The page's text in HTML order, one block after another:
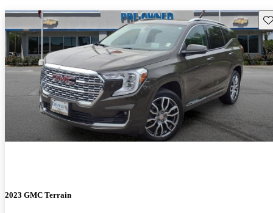
2023 GMC Terrain